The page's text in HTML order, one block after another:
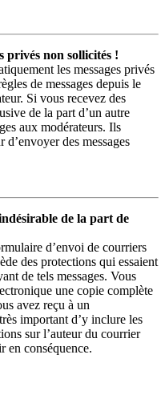
privés non sollicités !
les messages privés
de messages depuis le
Si vous recevez des
de la part d’un autre
aux modérateurs. Ils
des messages
de la part de
d’envoi de courriers
des protections qui essaient
de tels messages. Vous
une copie complète
avez reçu à un
important d’y inclure les
sur l’auteur du courrier
en conséquence.